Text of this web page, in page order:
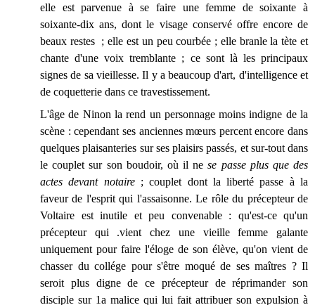
elle est parvenue à se faire une femme de soixante à
soixante-dix ans, dont le visage conservé offre encore de
beaux restes ; elle est un peu courbée ; elle branle la tète et
chante d'une voix tremblante ; ce sont là les principaux
signes de sa vieillesse. Il y a beaucoup d'art, d'intelligence et
de coquetterie dans ce travestissement.
L'âge de Ninon la rend un personnage moins indigne de la
scène : cependant ses anciennes mœurs percent encore dans
quelques plaisanteries sur ses plaisirs passés, et sur-tout dans
le couplet sur son boudoir, où il nese passe plus que des
actes devant notaire; couplet dont la liberté passe à la
faveur de l'esprit qui l'assaisonne. Le rôle du précepteur de
Voltaire est inutile et peu convenable : qu'est-ce qu'un
précepteur qui .vient chez une vieille femme galante
uniquement pour faire l'éloge de son élève, qu'on vient de
chasser du collége pour s'être moqué de ses maîtres ? Il
seroit plus digne de ce précepteur de réprimander son
disciple sur 1a malice qui lui fait attribuer son expulsion à